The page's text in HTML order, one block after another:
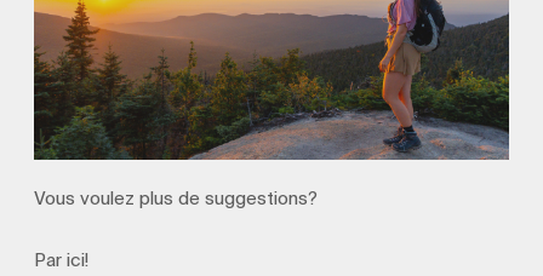
Vous voulez plus de suggestions?
Par ici!